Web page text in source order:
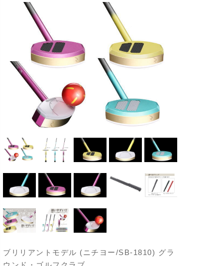
ブリリアントモデル (ニチヨー/SB-1810) グラ